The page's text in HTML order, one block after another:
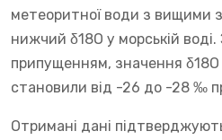
метеоритної води з вищими
нижчий δ18O у морській воді.
припущенням, значення
становили від -26 до -28 ‰
Отримані дані